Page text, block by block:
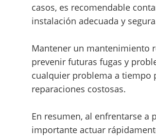
casos, es recomendable
instalación adecuada y
Mantener un mantenimiento
prevenir futuras fugas y
cualquier problema a tiempo
reparaciones costosas.
En resumen, al enfrentarse a
importante actuar